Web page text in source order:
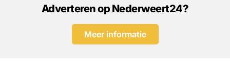
Adverteren op Nederweert24?
Meer informatie